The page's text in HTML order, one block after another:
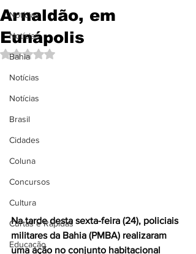
Notícias
Notícias
Bahia
Notícias
Notícias
Brasil
Cidades
Coluna
Concursos
Cultura
Curtas e Rápidas
Educação
Arnaldão, em
Eunápolis
Avaliado com NaN de 5 estrelas.
Na tarde desta sexta-feira (24), policiais
militares da Bahia (PMBA) realizaram
uma ação no conjunto habitacional